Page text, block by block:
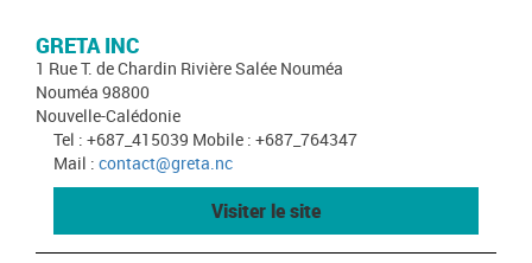
GRETA INC
1 Rue T. de Chardin Rivière Salée Nouméa
Nouméa 98800
Nouvelle-Calédonie
Tel : +687_415039 Mobile : +687_764347
Mail : contact@greta.nc
Visiter le site